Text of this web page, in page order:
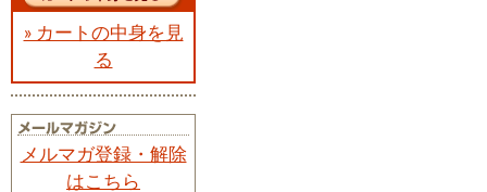
» カートの中身を見
る
メルマガ登録・解除
はこちら